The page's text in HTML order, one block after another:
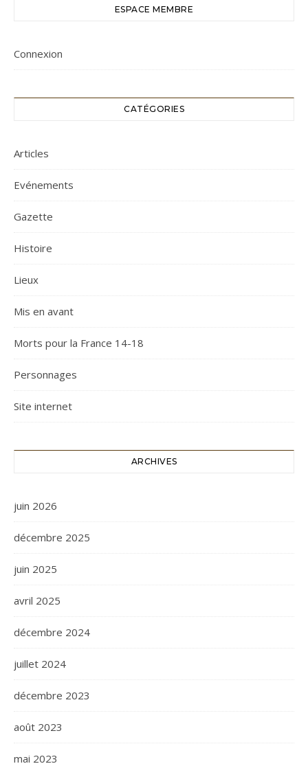
ESPACE MEMBRE
Connexion
CATÉGORIES
Articles
Evénements
Gazette
Histoire
Lieux
Mis en avant
Morts pour la France 14-18
Personnages
Site internet
ARCHIVES
juin 2026
décembre 2025
juin 2025
avril 2025
décembre 2024
juillet 2024
décembre 2023
août 2023
mai 2023